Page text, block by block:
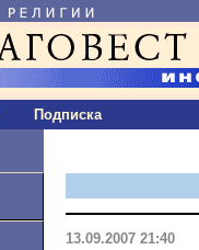
Подписка
13.09.2007 21:40